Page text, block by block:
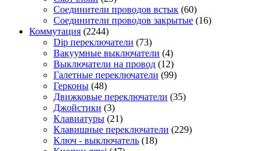
Соединители проводов встык (60)
Соединители проводов закрытые (16)
Коммутация (2244)
Dip переключатели (73)
Вакуумные выключатели (4)
Выключатели на провод (12)
Галетные переключатели (99)
Герконы (48)
Движковые переключатели (35)
Джойстики (3)
Клавиатуры (21)
Клавишные переключатели (229)
Ключ - выключатель (18)